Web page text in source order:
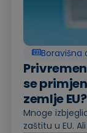
Boravišna
se
zemlje EU?
Mnoge
zaštitu u EU.